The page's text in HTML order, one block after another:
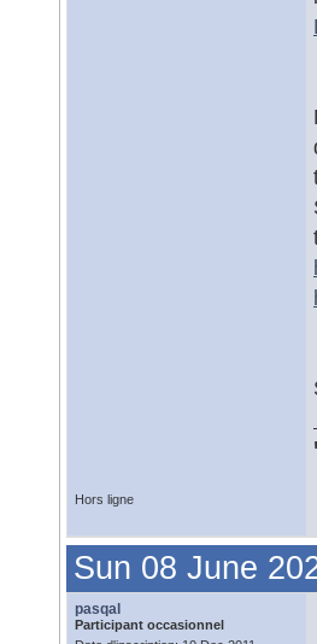
Hors ligne
Sun 08 June
pasqal
Participant occasionnel